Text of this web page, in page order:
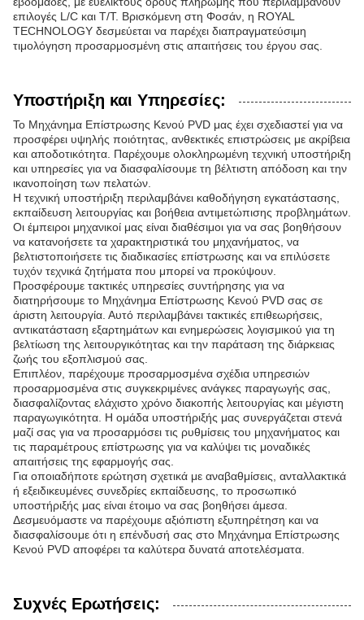
επιλογές L/C και T/T. Βρισκόμενη στη Φοσάν, η ROYAL
TECHNOLOGY δεσμεύεται να παρέχει διαπραγματεύσιμη
τιμολόγηση προσαρμοσμένη στις απαιτήσεις του έργου σας.
Υποστήριξη και Υπηρεσίες:
Το Μηχάνημα Επίστρωσης Κενού PVD μας έχει σχεδιαστεί για να
προσφέρει υψηλής ποιότητας, ανθεκτικές επιστρώσεις με ακρίβεια
και αποδοτικότητα. Παρέχουμε ολοκληρωμένη τεχνική υποστήριξη
και υπηρεσίες για να διασφαλίσουμε τη βέλτιστη απόδοση και την
ικανοποίηση των πελατών.
Η τεχνική υποστήριξη περιλαμβάνει καθοδήγηση εγκατάστασης,
εκπαίδευση λειτουργίας και βοήθεια αντιμετώπισης προβλημάτων.
Οι έμπειροι μηχανικοί μας είναι διαθέσιμοι για να σας βοηθήσουν
να κατανοήσετε τα χαρακτηριστικά του μηχανήματος, να
βελτιστοποιήσετε τις διαδικασίες επίστρωσης και να επιλύσετε
τυχόν τεχνικά ζητήματα που μπορεί να προκύψουν.
Προσφέρουμε τακτικές υπηρεσίες συντήρησης για να
διατηρήσουμε το Μηχάνημα Επίστρωσης Κενού PVD σας σε
άριστη λειτουργία. Αυτό περιλαμβάνει τακτικές επιθεωρήσεις,
αντικατάσταση εξαρτημάτων και ενημερώσεις λογισμικού για τη
βελτίωση της λειτουργικότητας και την παράταση της διάρκειας
ζωής του εξοπλισμού σας.
Επιπλέον, παρέχουμε προσαρμοσμένα σχέδια υπηρεσιών
προσαρμοσμένα στις συγκεκριμένες ανάγκες παραγωγής σας,
διασφαλίζοντας ελάχιστο χρόνο διακοπής λειτουργίας και μέγιστη
παραγωγικότητα. Η ομάδα υποστήριξής μας συνεργάζεται στενά
μαζί σας για να προσαρμόσει τις ρυθμίσεις του μηχανήματος και
τις παραμέτρους επίστρωσης για να καλύψει τις μοναδικές
απαιτήσεις της εφαρμογής σας.
Για οποιαδήποτε ερώτηση σχετικά με αναβαθμίσεις, ανταλλακτικά
ή εξειδικευμένες συνεδρίες εκπαίδευσης, το προσωπικό
υποστήριξής μας είναι έτοιμο να σας βοηθήσει άμεσα.
Δεσμευόμαστε να παρέχουμε αξιόπιστη εξυπηρέτηση και να
διασφαλίσουμε ότι η επένδυσή σας στο Μηχάνημα Επίστρωσης
Κενού PVD αποφέρει τα καλύτερα δυνατά αποτελέσματα.
Συχνές Ερωτήσεις: